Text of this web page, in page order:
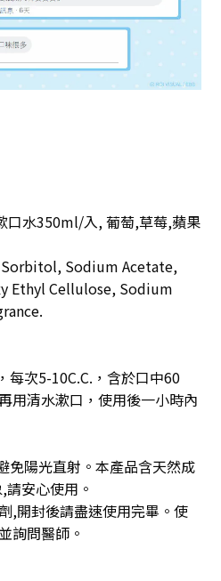
口水350ml/入, 葡萄,草莓,蘋果
Sorbitol, Sodium Acetate,
Ethyl Cellulose, Sodium
每次5-10C.C.，含於口中60
用清水漱口，使用後一小時內
免陽光直射。本產品含天然成
安心使用。
後請盡速使用完畢。使
詢問醫師。